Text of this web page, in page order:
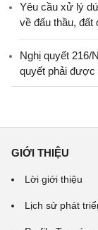
Yêu cầu xử lý
về đấu thầu, đất
Nghị quyết 216/
quyết phải được
GIỚI THIỆU
Lời giới thiệu
Lịch sử phát